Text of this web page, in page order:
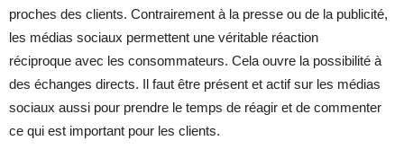
proches des clients. Contrairement à la presse ou de la publicité,
les médias sociaux permettent une véritable réaction
réciproque avec les consommateurs. Cela ouvre la possibilité à
des échanges directs. Il faut être présent et actif sur les médias
sociaux aussi pour prendre le temps de réagir et de commenter
ce qui est important pour les clients.